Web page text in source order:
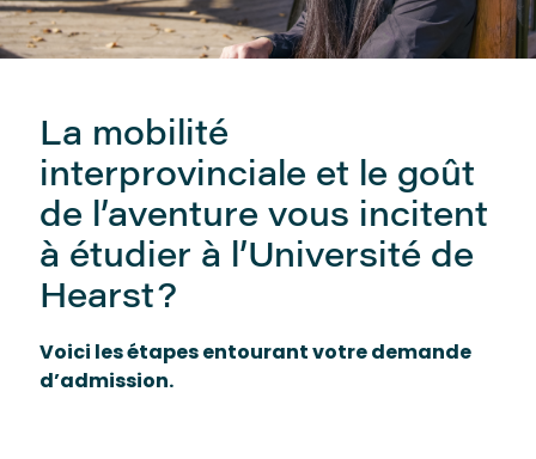
La mobilité
interprovinciale et le goût
de l’aventure vous incitent
à étudier à l’Université de
Hearst?
Voici les étapes entourant votre demande
d’admission.